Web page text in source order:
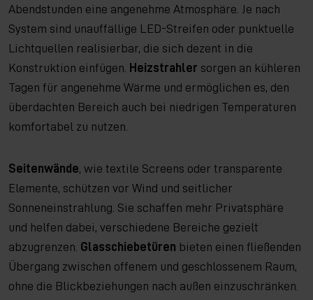
Abendstunden eine angenehme Atmosphäre. Je nach
System sind unauffällige LED-Streifen oder punktuelle
Lichtquellen realisierbar, die sich dezent in die
Konstruktion einfügen.
Heizstrahler sorgen an kühleren
Tagen für angenehme Wärme und ermöglichen es, den
überdachten Bereich auch bei niedrigen Temperaturen
komfortabel zu nutzen.
Seitenwände, wie textile Screens oder transparente
Elemente, schützen vor Wind und seitlicher
Sonneneinstrahlung. Sie schaffen mehr Privatsphäre
und helfen dabei, verschiedene Bereiche gezielt
abzugrenzen. Glasschiebetüren bieten einen fließenden
Übergang zwischen offenem und geschlossenem Raum,
ohne die Blickbeziehungen nach außen einzuschränken.